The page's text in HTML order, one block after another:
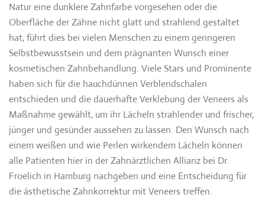
Natur eine dunklere Zahnfarbe vorgesehen oder die
Oberfläche der Zähne nicht glatt und strahlend gestaltet
hat, führt dies bei vielen Menschen zu einem geringeren
Selbstbewusstsein und dem prägnanten Wunsch einer
kosmetischen Zahnbehandlung. Viele Stars und Prominente
haben sich für die hauchdünnen Verblendschalen
entschieden und die dauerhafte Verklebung der Veneers als
Maßnahme gewählt, um ihr Lächeln strahlender und frischer,
jünger und gesünder aussehen zu lassen. Den Wunsch nach
einem weißen und wie Perlen wirkendem Lächeln können
alle Patienten hier in der Zahnärztlichen Allianz bei Dr.
Froelich in Hamburg nachgeben und eine Entscheidung für
die ästhetische Zahnkorrektur mit Veneers treffen.